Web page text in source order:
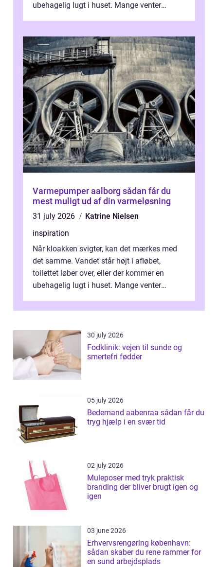
ubehagelig lugt i huset. Mange venter
Varmepumper aalborg sådan får du
mest muligt ud af din varmeløsning
31 july 2026
Katrine Nielsen
inspiration
Når kloakken svigter, kan det mærkes med
det samme. Vandet står højt i afløbet,
toilettet løber over, eller der kommer en
ubehagelig lugt i huset. Mange venter
30 july 2026
Fodklinik: vejen til sunde og
smertefri fødder
05 july 2026
Bedemand aabenraa sådan får du
tryg hjælp i en svær tid
02 july 2026
Muleposer med tryk praktisk
branding der bliver brugt igen og
igen
03 june 2026
Erhvervsrengøring københavn:
sådan skaber du rene rammer for
en sund arbejdsplads